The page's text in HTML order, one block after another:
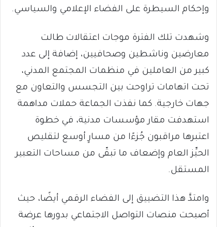
وإحكام السيطرة على الفضاء الإعلامي والسياسي.
وشهدت تلك الفترة موجات اعتقالات طالت
معارضين وناشطين وصحافيين، إضافة إلى عدد
كبير من العاملين في منظمات المجتمع المدني،
تحت اتهامات تراوحت بين التجسس والتعاون مع
جهات خارجية. كما نفذت الجماعة حملات مداهمة
استهدفت مقار مؤسسات مدنية، في خطوة
اعتبرها مراقبون جُزءًا من مسارٍ أوسع لتقليص
الحيِّز العام وإضعاف ما تبقّى من مساحات التعبير
المستقل.
وامتدَّ هذا التضييق إلى الفضاء الرقمي أيضًا، حيث
أصبحت منصات التواصل الاجتماعي بدورها عرضة